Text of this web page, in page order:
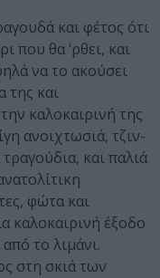
και φέτος ότι
που θα ‘ρθει, και
να το ακούσει
της και
καλοκαιρινή της
ανοιχτωσιά, τζιν-
και παλιά
φώτα και
καλοκαιρινή έξοδο
το λιμάνι.
στη σκιά των